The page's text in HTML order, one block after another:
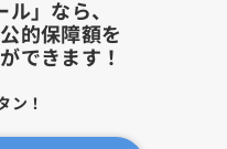
」なら、
的保障額を
できます！
ン！